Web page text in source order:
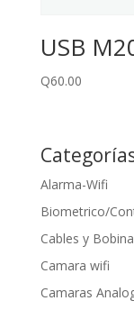
USB
Q60.00
Alarma-Wifi
Biometrico/
Cables y
Camara wifi
Camaras